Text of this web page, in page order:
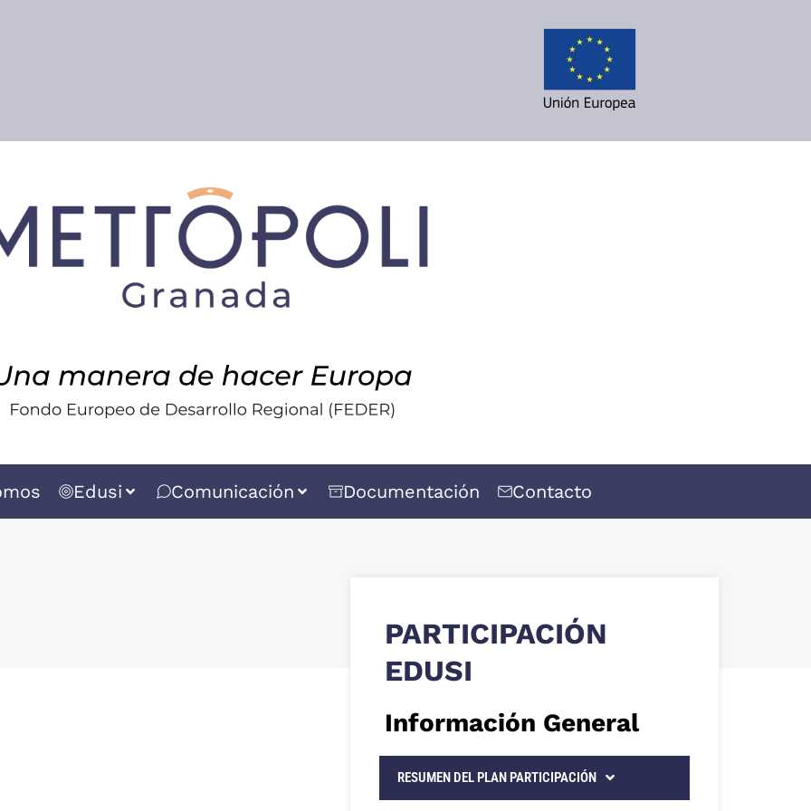
Edusi Comunicación Documentación Contacto
PARTICIPACIÓN
EDUSI
Información General
RESUMEN DEL PLAN PARTICIPACIÓN